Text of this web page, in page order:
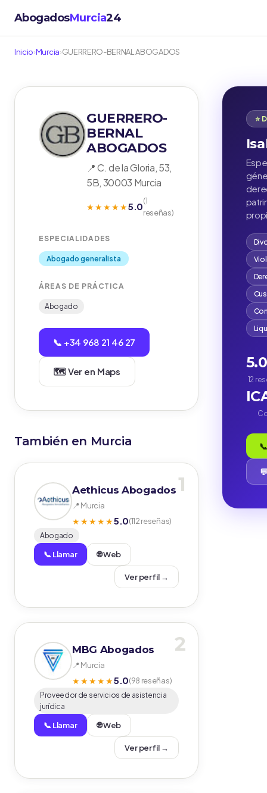
AbogadosMurcia24
Inicio›Murcia›GUERRERO-BERNAL ABOGADOS
GUERRERO-
BERNAL
ABOGADOS
📍 C. de la Gloria, 53,
5B, 30003 Murcia
★★★★★5.0(1
reseñas)
ESPECIALIDADES
Abogado generalista
ÁREAS DE PRÁCTICA
Abogado
📞 +34 968 21 46 27
🗺️ Ver en Maps
También en Murcia
1
Aethicus Abogados
📍 Murcia
★★★★★5.0(112 reseñas)
Abogado
📞 Llamar 🌐 Web
Ver perfil →
2
MBG Abogados
📍 Murcia
★★★★★5.0(98 reseñas)
Proveedor de servicios de asistencia
jurídica
📞 Llamar 🌐 Web
Ver perfil →
⭐
12